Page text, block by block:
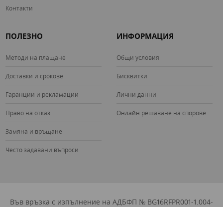
Контакти
ПОЛЕЗНО
Методи на плащане
Доставки и срокове
Гаранции и рекламации
Право на отказ
Замяна и връщане
Често задавани въпроси
ИНФОРМАЦИЯ
Общи условия
Бисквитки
Лични данни
Онлайн решаване на спорове
Във връзка с изпълнение на АДБФП № BG16RFPR001-1.004-